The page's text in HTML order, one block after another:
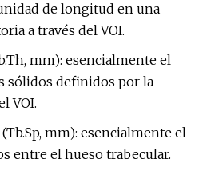
de longitud en una
a través del VOI.
mm): esencialmente el
sólidos definidos por la
VOI.
mm): esencialmente el
entre el hueso trabecular.